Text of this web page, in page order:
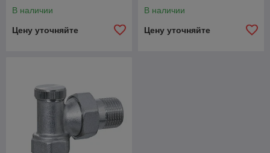
В наличии
Цену уточняйте
В наличии
Цену уточняйте